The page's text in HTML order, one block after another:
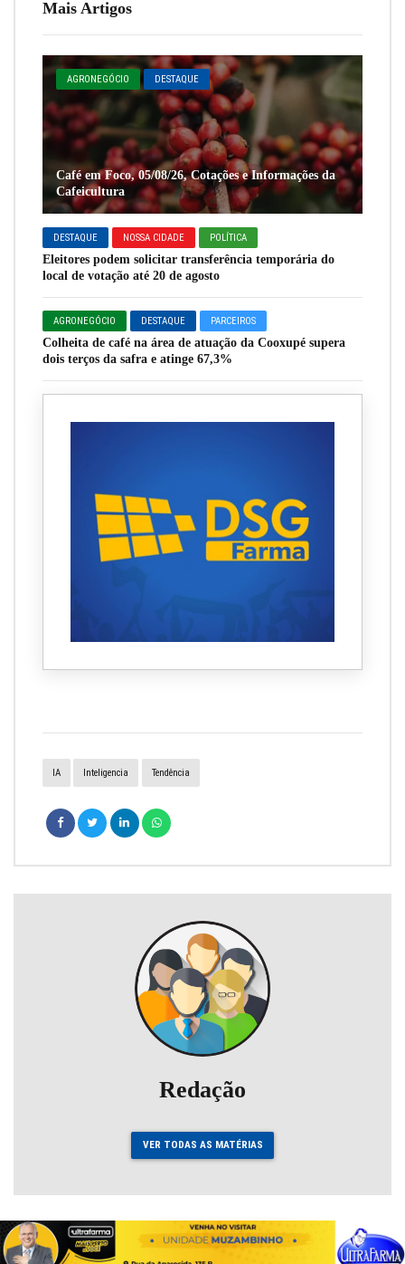
Mais Artigos
AGRONEGÓCIO DESTAQUE
Café em Foco, 05/08/26, Cotações e Informações da
Cafeicultura
DESTAQUE NOSSA CIDADE POLÍTICA
Eleitores podem solicitar transferência temporária do
local de votação até 20 de agosto
AGRONEGÓCIO DESTAQUE PARCEIROS
Colheita de café na área de atuação da Cooxupé supera
dois terços da safra e atinge 67,3%
IA Inteligencia Tendência
Redação
VER TODAS AS MATÉRIAS